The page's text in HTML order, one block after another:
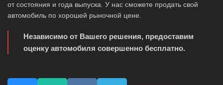
от состояния и года выпуска. У нас сможете продать свой
автомобиль по хорошей рыночной цене.
Независимо от Вашего решения, предоставим
оценку автомобиля совершенно бесплатно.